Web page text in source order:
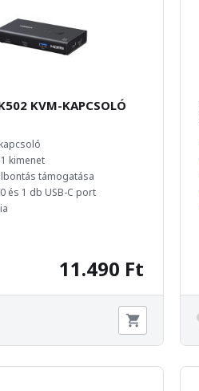
KVM-KAPCSOLÓ
kimenet
támogatása
és 1 db USB-C port
11.490 Ft